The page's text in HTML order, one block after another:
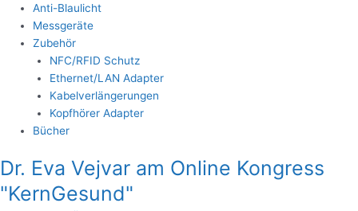
Anti-Blaulicht
Messgeräte
Zubehör
NFC/RFID Schutz
Ethernet/LAN Adapter
Kabelverlängerungen
Kopfhörer Adapter
Bücher
Dr. Eva Vejvar am Online Kongress
"KernGesund"